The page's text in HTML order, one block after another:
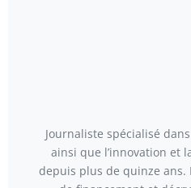
Journaliste spécialisé
ainsi que l’innovation et
depuis plus de quinze ans.